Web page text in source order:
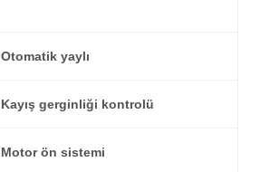
Otomatik yaylı
Kayış gerginliği kontrolü
Motor ön sistemi